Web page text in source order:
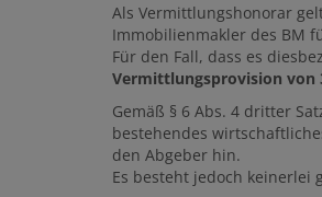
Als Vermittlungshonorar
Immobilienmakler des BM
Für den Fall, dass es
Vermittlungsprovision von
Gemäß § 6 Abs. 4 dritter
bestehendes
den Abgeber hin.
Es besteht jedoch keinerlei